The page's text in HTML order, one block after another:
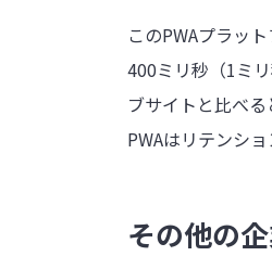
このPWAプラッ
400ミリ秒（1ミ
ブサイトと比べ
PWAはリテンシ
その他の